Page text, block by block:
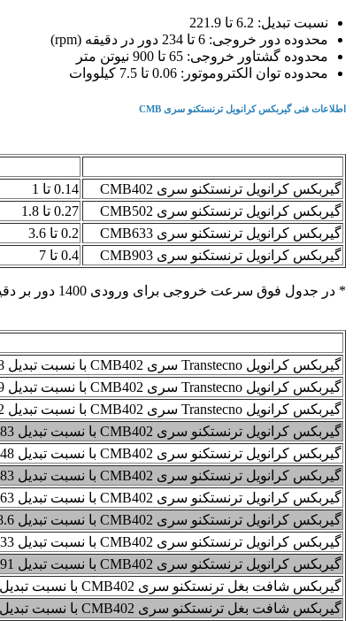
نسبت تبدیل: 6.2 تا 221.9
محدوده دور خروجی: 6 تا 234 دور در دقیقه (rpm)
محدوده گشتاور خروجی: 65 تا 900 نیوتن متر
محدوده توان الکتروموتور: 0.06 تا 7.5 کیلووات
اطلاعات فنی گیربکس کرانویل ترنستکنو سری CMB
گیربکس کرانویل ترنستکنو سری CMB402
0.14 تا 1
گیربکس کرانویل ترنستکنو سری CMB502
0.27 تا 1.8
گیربکس کرانویل ترنستکنو سری CMB633
0.2 تا 3.6
گیربکس کرانویل ترنستکنو سری CMB903
0.4 تا 7
* در جدول فوق سرعت خروجی برای ورودی 1400 دور بر دقیقه در نظر گرفته شده است.
گیربکس کرانویل Transtecno سری CMB402 با نسبت تبدیل 6.18
گیربکس کرانویل Transtecno سری CMB402 با نسبت تبدیل 7.49
گیربکس کرانویل Transtecno سری CMB402 با نسبت تبدیل 9.2
گیربکس کرانویل ترنستکنو سری CMB402 با نسبت تبدیل 11.83
گیربکس کرانویل ترنستکنو سری CMB402 با نسبت تبدیل 12.48
گیربکس کرانویل ترنستکنو سری CMB402 با نسبت تبدیل 14.83
گیربکس کرانویل ترنستکنو سری CMB402 با نسبت تبدیل 17.63
گیربکس کرانویل ترنستکنو سری CMB402 با نسبت تبدیل 18.6
گیربکس کرانویل ترنستکنو سری CMB402 با نسبت تبدیل 22.33
گیربکس کرانویل ترنستکنو سری CMB402 با نسبت تبدیل 23.91
گیربکس شافت بغل ترنستکنو سری CMB402 با نسبت تبدیل 28.89
گیربکس شافت بغل ترنستکنو سری CMB402 با نسبت تبدیل 30.84